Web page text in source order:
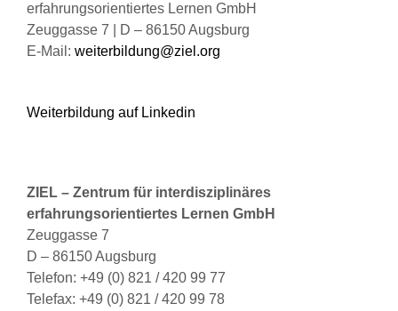
erfahrungsorientiertes Lernen GmbH
Zeuggasse 7 | D – 86150 Augsburg
E-Mail: weiterbildung@ziel.org
Weiterbildung auf Linkedin
ZIEL – Zentrum für interdisziplinäres
erfahrungsorientiertes Lernen GmbH
Zeuggasse 7
D – 86150 Augsburg
Telefon: +49 (0) 821 / 420 99 77
Telefax: +49 (0) 821 / 420 99 78